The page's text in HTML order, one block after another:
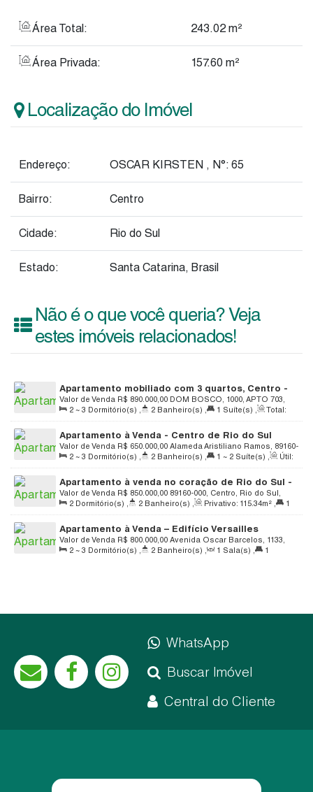
Área Total: 243.02m²
Área Privada: 157.60 m²
Localização do Imóvel
Endereço: OSCAR KIRSTEN , N°: 65
Bairro: Centro
Cidade: Rio do Sul
Estado: Santa Catarina, Brasil
Não é o que você queria? Veja
estes imóveis relacionados!
Apartamento mobiliado com 3 quartos, Centro -
Rio do Sul
R$ 890.000,00
Valor de Venda
DOM BOSCO, 1000, APTO 703,
89160-117, Centro, Rio do Sul, Santa Catarina, Brasil
2 ~ 3 Dormitório(s) 2 Banheiro(s) 1 Suíte(s)
Total:
131.00m² , 1 Vaga(s) , Útil: 93.00m²
Apartamento à Venda - Centro de Rio do Sul
R$ 650.000,00
Valor de Venda
Alameda Aristiliano Ramos, 89160-
113, Centro, Rio do Sul, Santa Catarina, Brasil
2 ~ 3 Dormitório(s) 2 Banheiro(s) 1 ~ 2 Suíte(s)
Útil:
119.35m²
Apartamento à venda no coração de Rio do Sul -
Centro
R$ 850.000,00
Valor de Venda
89160-000, Centro, Rio do Sul,
Santa Catarina, Brasil
2 Dormitório(s) 2 Banheiro(s) Privativo: 115 .34m²
1
Suíte(s) , 1 Vaga(s)
Apartamento à Venda – Edifício Versailles
R$ 800.000,00
Valor de Venda
Avenida Oscar Barcelos, 1133,
89160-920, Centro, Rio do Sul, Santa Catarina, Brasil
2 ~ 3 Dormitório(s) 2 Banheiro(s) 1 Sala(s)
1
WhatsApp
Buscar Imóvel
Central do Cliente